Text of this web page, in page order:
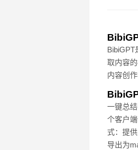
BibiGPT
取内容
内容创
一键总
个客户
式：提
导出为